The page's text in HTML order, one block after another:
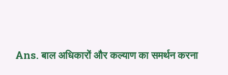
Ans. बाल अधिकारों और कल्याण का समर्थन करना